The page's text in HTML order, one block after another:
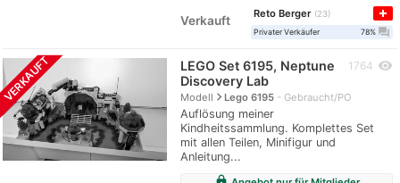
Verkauft
Reto Berger
23
Privater Verkäufer
78% question_answer
VERKAUFT
LEGO Set 6195, Neptune
Discovery Lab
Modellnavigate_nextLego 6195 Gebraucht/PO
Auflösung meiner
Kindheitssammlung. Komplettes Set
mit allen Teilen, Minifigur und
Anleitung...
1764 visibility